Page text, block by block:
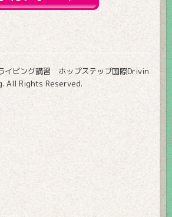
イビング講習 ホップステップ国際Drivin
. All Rights Reserved.